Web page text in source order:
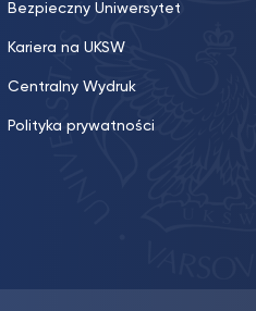
Bezpieczny Uniwersytet
Kariera na UKSW
Centralny Wydruk
Polityka prywatności